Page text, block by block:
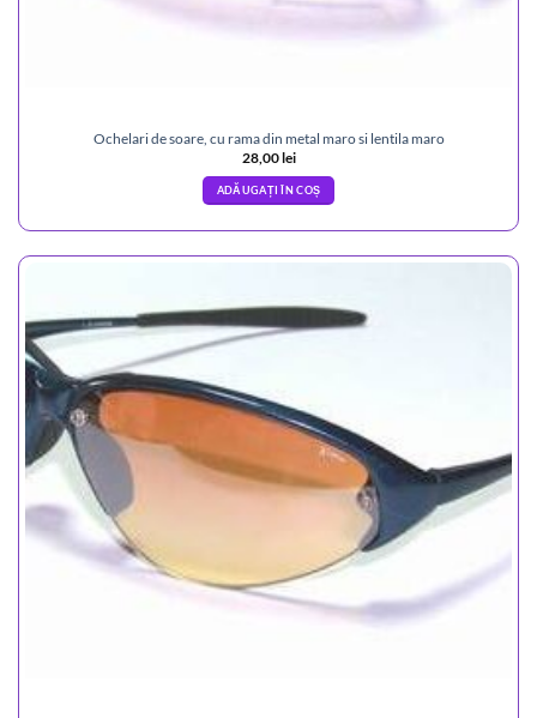
Ochelari de soare, cu rama din metal maro si lentila maro
28,00lei
ADĂUGAȚI ÎN COȘ